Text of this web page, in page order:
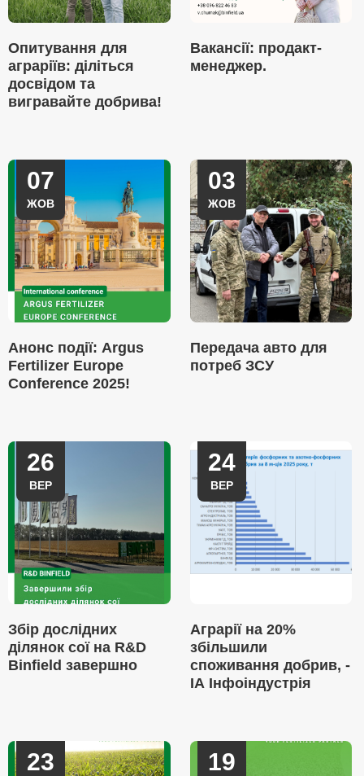
Опитування для
аграріїв: діліться
досвідом та
вигравайте добрива!
Вакансії: продакт-
менеджер.
07
ЖОВ
Анонс події: Argus
Fertilizer Europe
Conference 2025!
03
ЖОВ
Передача авто для
потреб ЗСУ
26
ВЕР
Збір дослідних
ділянок сої на R&D
Binfield завершно
24
ВЕР
Аграрії на 20%
збільшили
споживання добрив, -
ІА Інфоіндустрія
23 19